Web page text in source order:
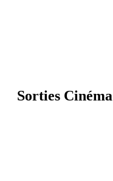
Sorties Cinéma